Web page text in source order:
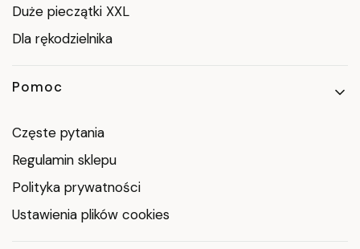
Duże pieczątki XXL
Dla rękodzielnika
Pomoc
Częste pytania
Regulamin sklepu
Polityka prywatności
Ustawienia plików cookies